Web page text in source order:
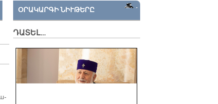
ՕՐԱԿԱՐԳԻ ՆԻՒԹԵՐԸ
ԴԱՏԵԼ…